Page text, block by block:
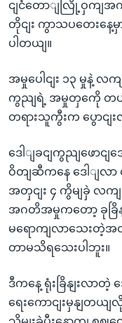
ငျငံတောျလြို့ဝှကျအ
တိုငျး ကွာသပတေးနေ့
ပါတယျ။
အမှုပေါငျး ၁၃ မှုနဲ့ လက
ကွညျရဲ့ အမှုတှကေို တပတ
တရားသူကွီးက ပွောငျ
ဒေါျခငျကွညျဖောငျဒ
ဝိတျဆီကနေ ဒေါျလာ
အတှငျး ၄ ကွိမျခှဲ လ
အဂတိအမှုကတော့ ခုခြိ
မရောကျလာသေးတဲ့
တာမသိရသေးပါဘူး။
ဒီကနေ့ ရုံးခြိနျးလာတဲ့
ရေးကောငျးမှနျတယ